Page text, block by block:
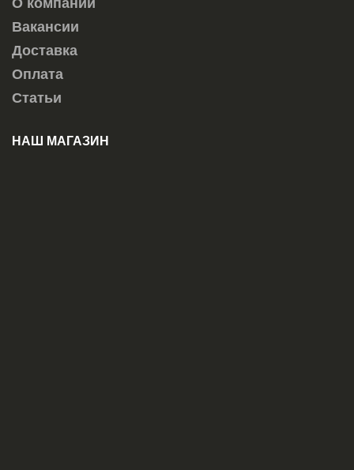
О компании
Вакансии
Доставка
Оплата
Статьи
НАШ МАГАЗИН